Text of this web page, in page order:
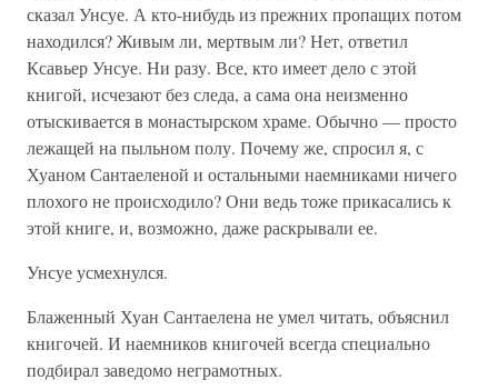
сказал Унсуе. А кто-нибудь из прежних пропащих потом
находился? Живым ли, мертвым ли? Нет, ответил
Ксавьер Унсуе. Ни разу. Все, кто имеет дело с этой
книгой, исчезают без следа, а сама она неизменно
отыскивается в монастырском храме. Обычно — просто
лежащей на пыльном полу. Почему же, спросил я, с
Хуаном Сантаеленой и остальными наемниками ничего
плохого не происходило? Они ведь тоже прикасались к
этой книге, и, возможно, даже раскрывали ее.
Унсуе усмехнулся.
Блаженный Хуан Сантаелена не умел читать, объяснил
книгочей. И наемников книгочей всегда специально
подбирал заведомо неграмотных.